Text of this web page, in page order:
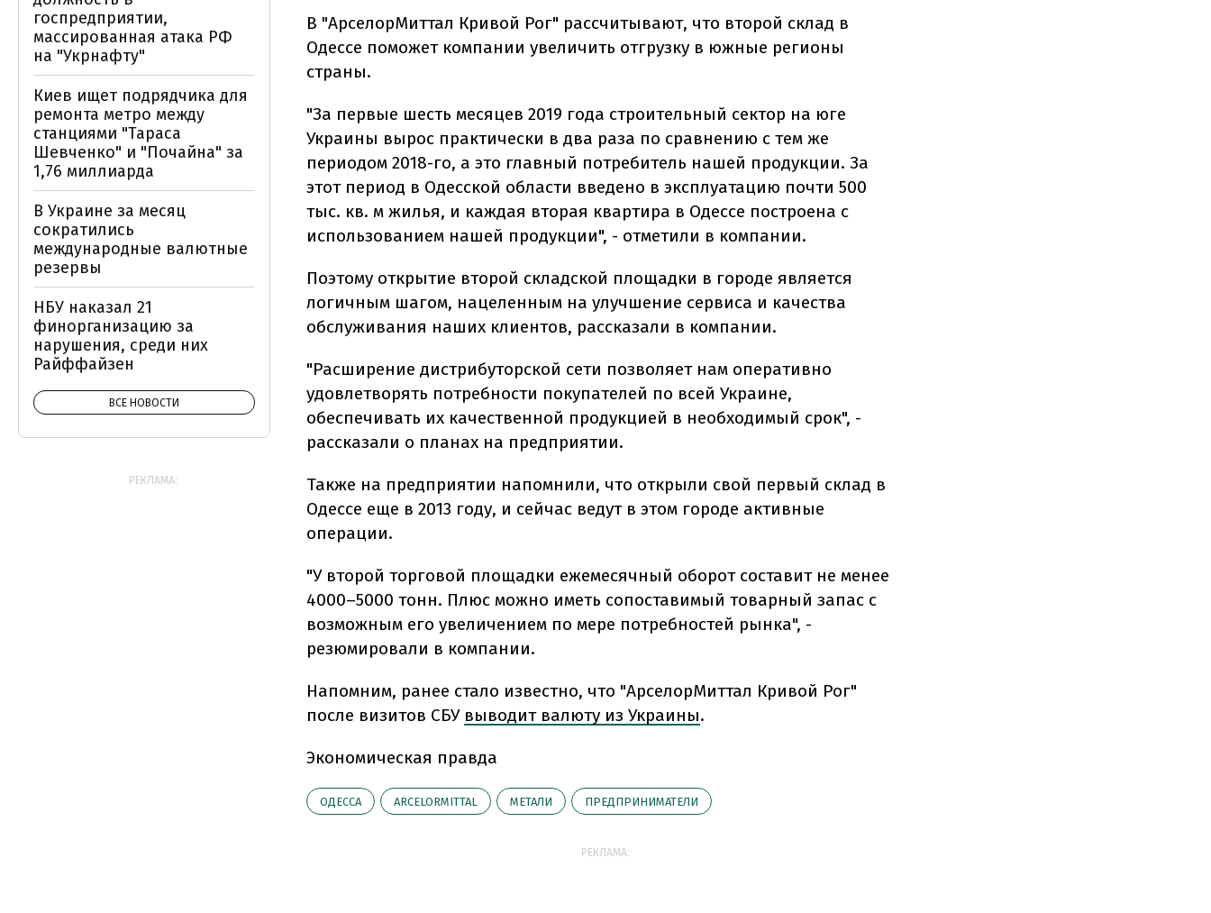
В "АрселорМиттал Кривой Рог" рассчитывают, что второй склад в
Одессе поможет компании увеличить отгрузку в южные регионы
страны.
"За первые шесть месяцев 2019 года строительный сектор на юге
Украины вырос практически в два раза по сравнению с тем же
периодом 2018-го, а это главный потребитель нашей продукции. За
этот период в Одесской области введено в эксплуатацию почти 500
тыс. кв. м жилья, и каждая вторая квартира в Одессе построена с
использованием нашей продукции", - отметили в компании.
Поэтому открытие второй складской площадки в городе является
логичным шагом, нацеленным на улучшение сервиса и качества
обслуживания наших клиентов, рассказали в компании.
"Расширение дистрибуторской сети позволяет нам оперативно
удовлетворять потребности покупателей по всей Украине,
обеспечивать их качественной продукцией в необходимый срок", -
рассказали о планах на предприятии.
Также на предприятии напомнили, что открыли свой первый склад в
Одессе еще в 2013 году, и сейчас ведут в этом городе активные
операции.
"У второй торговой площадки ежемесячный оборот составит не менее
4000–5000 тонн. Плюс можно иметь сопоставимый товарный запас с
возможным его увеличением по мере потребностей рынка", -
резюмировали в компании.
Напомним, ранее стало известно, что "АрселорМиттал Кривой Рог"
после визитов СБУ выводит валюту из Украины.
Экономическая правда
ОДЕССА ARCELORMITTAL МЕТАЛИ ПРЕДПРИНИМАТЕЛИ
РЕКЛАМА:
госпредприятии,
массированная атака РФ
на "Укрнафту"
Киев ищет подрядчика для
ремонта метро между
станциями "Тараса
Шевченко" и "Почайна" за
1,76 миллиарда
В Украине за месяц
сократились
международные валютные
резервы
НБУ наказал 21
финорганизацию за
нарушения, среди них
Райффайзен
ВСЕ НОВОСТИ
РЕКЛАМА: